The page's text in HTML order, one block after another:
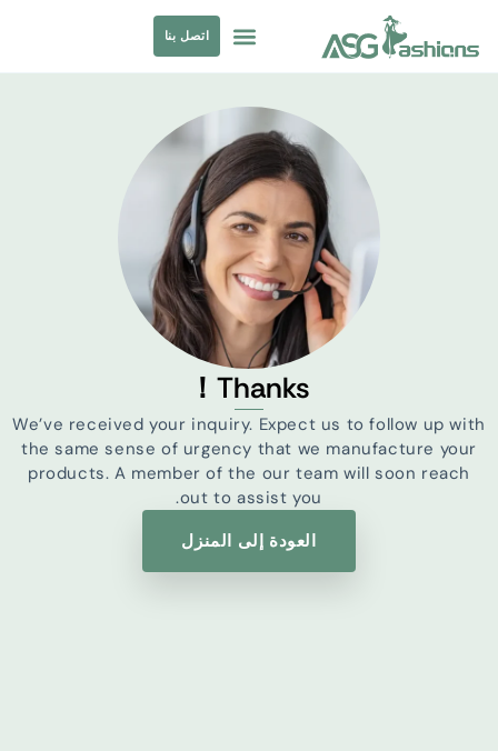
اتصل بنا
Thanks！
We’ve received your inquiry. Expect us to follow up with
the same sense of urgency that we manufacture your
products. A member of the our team will soon reach
out to assist you
.
العودة إلى المنزل